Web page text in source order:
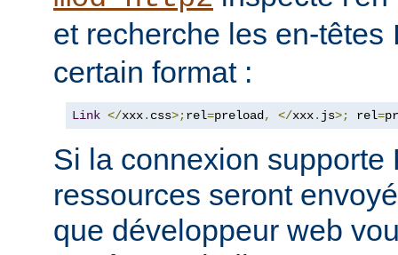
et recherche les en-têtes
certain format :
Link </xxx. css>;rel=preload, </xxx. js>; rel=
Si la connexion supporte
ressources seront
que développeur web